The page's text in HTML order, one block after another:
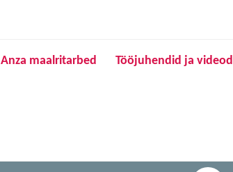
Anza maalritarbed Tööjuhendid ja videod